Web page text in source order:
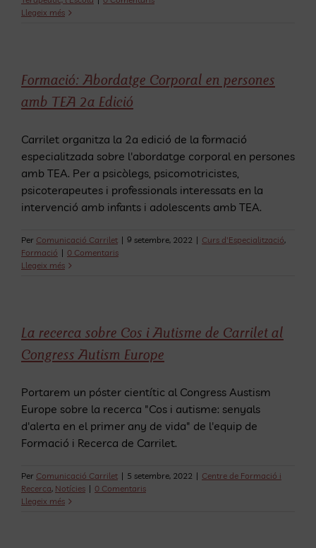
Llegeix més
Formació: Abordatge Corporal en persones
amb TEA 2a Edició
Carrilet organitza la 2a edició de la formació
especialitzada sobre l'abordatge corporal en persones
amb TEA. Per a psicòlegs, psicomotricistes,
psicoterapeutes i professionals interessats en la
intervenció amb infants i adolescents amb TEA.
Per Comunicació Carrilet | 9 setembre, 2022 | Curs d'Especialització,
Formació | 0 Comentaris
Llegeix més
La recerca sobre Cos i Autisme de Carrilet al
Congress Autism Europe
Portarem un póster cientític al Congress Austism
Europe sobre la recerca "Cos i autisme: senyals
d'alerta en el primer any de vida" de l'equip de
Formació i Recerca de Carrilet.
Per Comunicació Carrilet | 5 setembre, 2022 | Centre de Formació i
Recerca, Notícies | 0 Comentaris
Llegeix més